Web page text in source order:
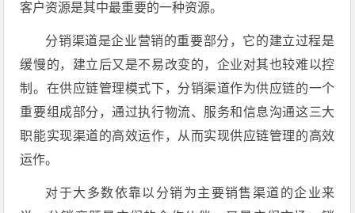
客户资源是其中最重要的一种资源。
分销渠道是企业营销的重要部分，它的建立过程是
缓慢的，建立后又是不易改变的，企业对其也较难以控
制。在供应链管理模式下，分销渠道作为供应链的一个
重要组成部分，通过执行物流、服务和信息沟通这三大
职能实现渠道的高效运作，从而实现供应链管理的高效
运作。
对于大多数依靠以分销为主要销售渠道的企业来